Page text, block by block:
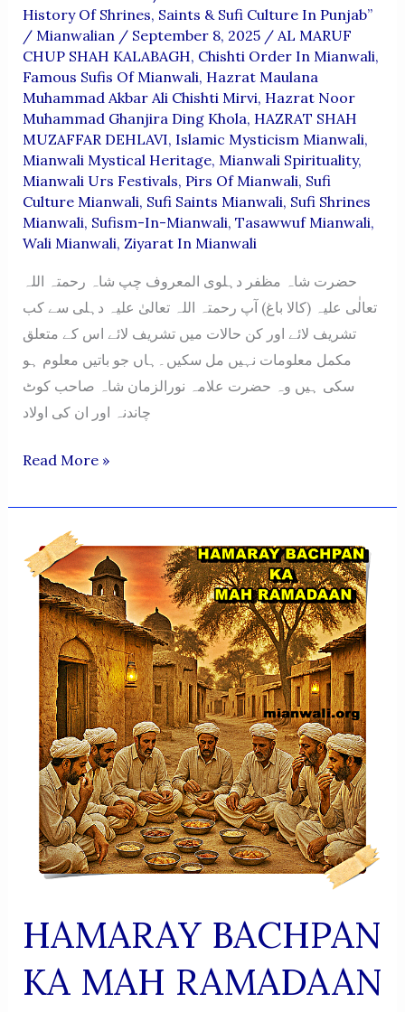
History Of Shrines, Saints & Sufi Culture In Punjab”
/ Mianwalian / September 8, 2025 / AL MARUF
CHUP SHAH KALABAGH, Chishti Order In Mianwali,
Famous Sufis Of Mianwali, Hazrat Maulana
Muhammad Akbar Ali Chishti Mirvi, Hazrat Noor
Muhammad Ghanjira Ding Khola, HAZRAT SHAH
MUZAFFAR DEHLAVI, Islamic Mysticism Mianwali,
Mianwali Mystical Heritage, Mianwali Spirituality,
Mianwali Urs Festivals, Pirs Of Mianwali, Sufi
Culture Mianwali, Sufi Saints Mianwali, Sufi Shrines
Mianwali, Sufism-In-Mianwali, Tasawwuf Mianwali,
Wali Mianwali, Ziyarat In Mianwali
حضرت شاہ مظفر دہلوی المعروف چپ شاہ رحمتہ اللہ
تعالٰی علیہ (کالا باغ) آپ رحمتہ اللہ تعالیٰ علیہ دہلی سے کب
تشریف لائے اور کن حالات میں تشریف لائے اس کے متعلق
مکمل معلومات نہیں مل سکیں۔ہاں جو باتیں معلوم ہو
سکی ہیں وہ حضرت علامہ نورالزمان شاہ صاحب کوٹ
چاندنہ اور ان کی اولاد
HAZRAT
MUZAFFAR
DEHLAVI
AL
MARUF
CHUP
SHAH
KALABAGH
Read More »
HAMARAY BACHPAN
KA MAH RAMADAAN